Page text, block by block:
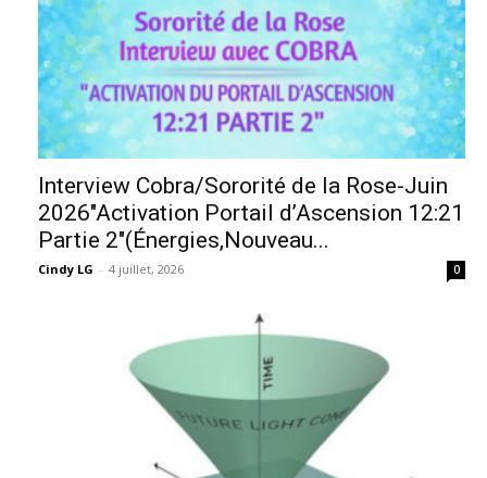
Interview Cobra/Sororité de la Rose-Juin
2026″Activation Portail d’Ascension 12:21
Partie 2″(Énergies,Nouveau...
Cindy LG - 4 juillet, 2026 0